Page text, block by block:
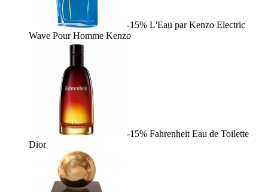
-15% L'Eau par Kenzo Electric
Wave Pour Homme Kenzo
-15% Fahrenheit Eau de Toilette
Dior